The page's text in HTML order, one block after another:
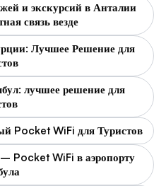
и экскурсий в Анталии
связь везде
Лучшее Решение для
лучшее решение для
Pocket WiFi для Туристов
Pocket WiFi в аэропорту